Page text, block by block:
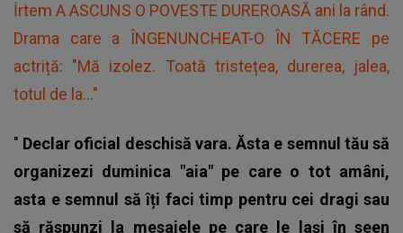
İrtem A ASCUNS O POVESTE DUREROASĂ ani la rând.
Drama care a ÎNGENUNCHEAT-O ÎN TĂCERE pe
actriță: "Mă izolez. Toată tristețea, durerea, jalea,
totul de la..."
" Declar oficial deschisă vara. Ăsta e semnul tău să
organizezi duminica "aia" pe care o tot amâni,
asta e semnul să îți faci timp pentru cei dragi sau
să răspunzi la mesajele pe care le lași în seen